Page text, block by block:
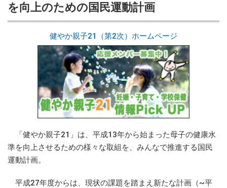
を向上のための国民運動計画
健やか親子21（第2次）ホームページ
「健やか親子21」は、平成13年から始まった母子の健康水
準を向上させるための様々な取組を、みんなで推進する国民
運動計画。
平成27年度からは、現状の課題を踏まえ新たな計画（~平